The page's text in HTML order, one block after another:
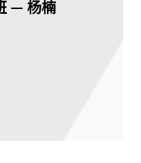
— 杨楠